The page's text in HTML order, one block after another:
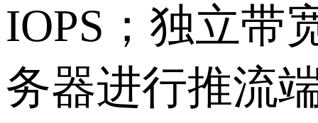
IOPS；独立带
务器进行推流